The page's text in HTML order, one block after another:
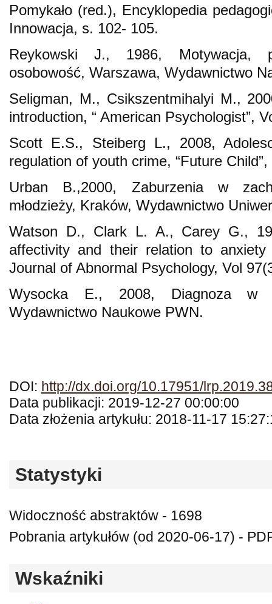
Pomykało (red.), Encyklopedia
Innowacja, s. 102- 105.
Reykowski J., 1986, Motywacja,
osobowość, Warszawa, Wydawnictwo
Seligman, M., Csikszentmihalyi M.,
introduction, “ American Psychologist”,
Scott E.S., Steiberg L., 2008,
regulation of youth crime, “Future
Urban B.,2000, Zaburzenia w
młodzieży, Kraków, Wydawnictwo
Watson D., Clark L. A., Carey G.,
affectivity and their relation to anxiety
Journal of Abnormal Psychology, Vol
Wysocka E., 2008, Diagnoza w
Wydawnictwo Naukowe PWN.
DOI: http://dx.doi.org/10.17951/
Data publikacji: 2019-12-27 00:00:00
Data złożenia artykułu: 2018-11-17
Statystyki
Widoczność abstraktów - 1698
Pobrania artykułów (od 2020-06-17) -
Wskaźniki